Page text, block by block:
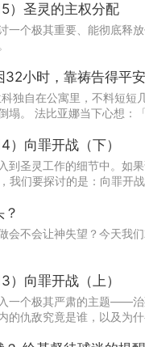
学第三期圣灵论 （15）圣灵的主权分配
一个极其重要、能彻底释
32小时，靠祷告得平
独自在公寓里，不料短短
塌。 法比亚娜当下心想：
学第三期圣灵论 （14）向罪开战（下）
到圣灵工作的细节中。如
我们要探讨的是：向罪开战
会不会让神失望？今天我
学第三期圣灵论 （13）向罪开战（上）
一个极其严肃的主题——
的仇敌究竟是谁，以及为